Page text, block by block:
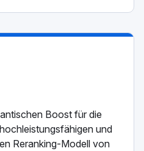
Boost für die
und
Reranking-Modell von